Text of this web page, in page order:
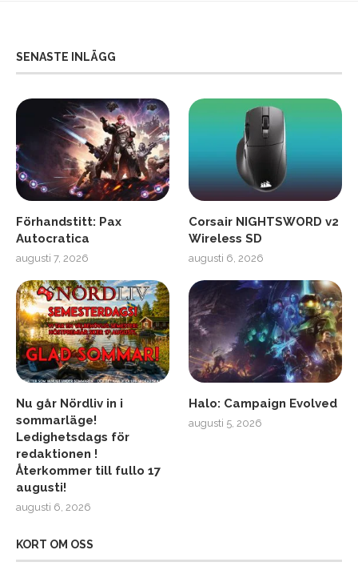
SENASTE INLÄGG
Förhandstitt: Pax
Autocratica
augusti 7, 2026
Corsair NIGHTSWORD v2
Wireless SD
augusti 6, 2026
Nu går Nördliv in i
sommarläge!
Ledighetsdags för
redaktionen !
Återkommer till fullo 17
augusti!
augusti 6, 2026
Halo: Campaign Evolved
augusti 5, 2026
KORT OM OSS